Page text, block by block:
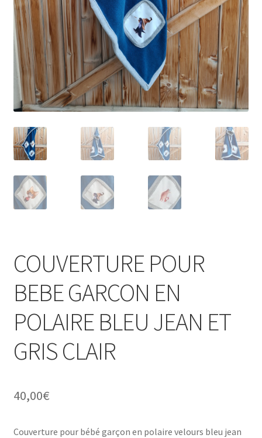
COUVERTURE POUR
BEBE GARCON EN
POLAIRE BLEU JEAN ET
GRIS CLAIR
40,00€
Couverture pour bébé garçon en polaire velours bleu jean